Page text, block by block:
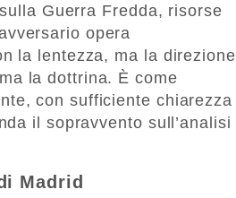
Guerra Fredda, risorse
opera
la lentezza, ma la direzione
la dottrina. È come
con sufficiente chiarezza
il sopravvento sull’analisi
Madrid